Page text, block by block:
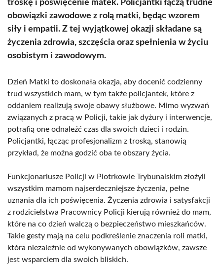
troskę i poświęcenie matek. Policjantki łączą trudne
obowiązki zawodowe z rolą matki, będąc wzorem
siły i empatii. Z tej wyjątkowej okazji składane są
życzenia zdrowia, szczęścia oraz spełnienia w życiu
osobistym i zawodowym.
Dzień Matki to doskonała okazja, aby docenić codzienny
trud wszystkich mam, w tym także policjantek, które z
oddaniem realizują swoje obawy służbowe. Mimo wyzwań
związanych z pracą w Policji, takie jak dyżury i interwencje,
potrafią one odnaleźć czas dla swoich dzieci i rodzin.
Policjantki, łącząc profesjonalizm z troską, stanowią
przykład, że można godzić oba te obszary życia.
Funkcjonariusze Policji w Piotrkowie Trybunalskim złożyli
wszystkim mamom najserdeczniejsze życzenia, pełne
uznania dla ich poświęcenia. Życzenia zdrowia i satysfakcji
z rodzicielstwa Pracownicy Policji kierują również do mam,
które na co dzień walczą o bezpieczeństwo mieszkańców.
Takie gesty mają na celu podkreślenie znaczenia roli matki,
która niezależnie od wykonywanych obowiązków, zawsze
jest wsparciem dla swoich bliskich.